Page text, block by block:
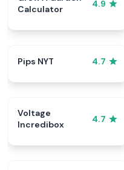
Calculator
4.9
Pips NYT 4.7
Voltage
Incredibox
4.7